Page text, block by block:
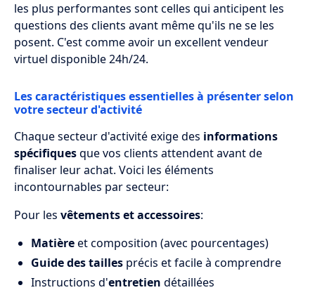
les plus performantes sont celles qui anticipent les
questions des clients avant même qu'ils ne se les
posent. C'est comme avoir un excellent vendeur
virtuel disponible 24h/24.
Les caractéristiques essentielles à présenter selon
votre secteur d'activité
Chaque secteur d'activité exige des informations
spécifiquesque vos clients attendent avant de
finaliser leur achat. Voici les éléments
incontournables par secteur:
Pour les vêtements et accessoires:
Matièreet composition (avec pourcentages)
Guide des tailles précis et facile à comprendre
Instructions d'entretien détaillées